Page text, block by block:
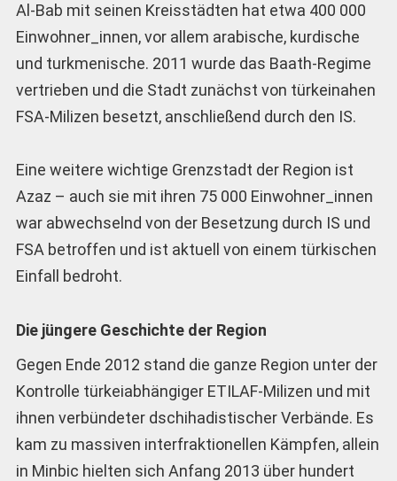
Al-Bab mit seinen Kreisstädten hat etwa 400 000
Einwohner_innen, vor allem arabische, kurdische
und turkmenische. 2011 wurde das Baath-Regime
vertrieben und die Stadt zunächst von türkeinahen
FSA-Milizen besetzt, anschließend durch den IS.
Eine weitere wichtige Grenzstadt der Region ist
Azaz – auch sie mit ihren 75 000 Einwohner_innen
war abwechselnd von der Besetzung durch IS und
FSA betroffen und ist aktuell von einem türkischen
Einfall bedroht.
Die jüngere Geschichte der Region
Gegen Ende 2012 stand die ganze Region unter der
Kontrolle türkeiabhängiger ETILAF-Milizen und mit
ihnen verbündeter dschihadistischer Verbände. Es
kam zu massiven interfraktionellen Kämpfen, allein
in Minbic hielten sich Anfang 2013 über hundert